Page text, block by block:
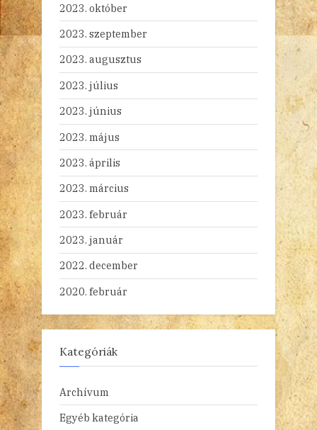
2023. október
2023. szeptember
2023. augusztus
2023. július
2023. június
2023. május
2023. április
2023. március
2023. február
2023. január
2022. december
2020. február
Kategóriák
Archívum
Egyéb kategória